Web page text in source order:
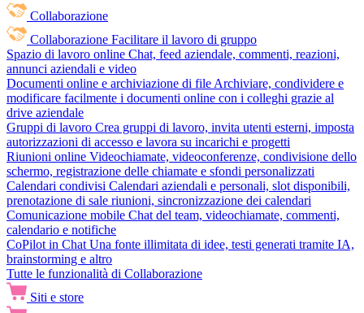
Collaborazione
Collaborazione Facilitare il lavoro di gruppo
Spazio di lavoro online Chat, feed aziendale, commenti, reazioni,
annunci aziendali e video
Documenti online e archiviazione di file Archiviare, condividere e
modificare facilmente i documenti online con i colleghi grazie al
drive aziendale
Gruppi di lavoro Crea gruppi di lavoro, invita utenti esterni, imposta
autorizzazioni di accesso e lavora su incarichi e progetti
Riunioni online Videochiamate, videoconferenze, condivisione dello
schermo, registrazione delle chiamate e sfondi personalizzati
Calendari condivisi Calendari aziendali e personali, slot disponibili,
prenotazione di sale riunioni, sincronizzazione dei calendari
Comunicazione mobile Chat del team, videochiamate, commenti,
calendario e notifiche
CoPilot in Chat Una fonte illimitata di idee, testi generati tramite IA,
brainstorming e altro
Tutte le funzionalità di Collaborazione
Siti e store